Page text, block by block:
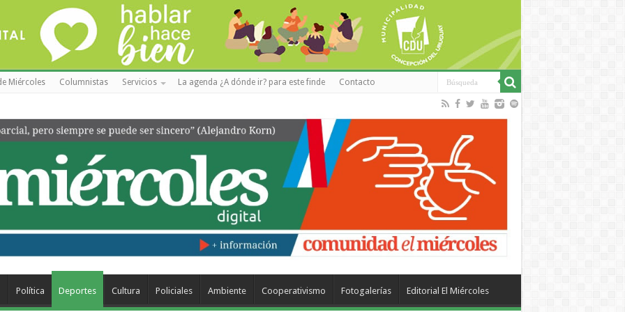
Miércoles Columnistas Servicios La agenda ¿A dónde ir? para este finde Contacto
Política Deportes Cultura Policiales Ambiente Cooperativismo Fotogalerías Editorial El Miércoles